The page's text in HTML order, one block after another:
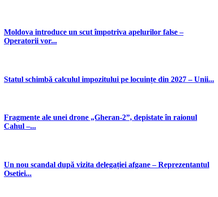
Moldova introduce un scut împotriva apelurilor false –
Operatorii vor...
Statul schimbă calculul impozitului pe locuințe din 2027 – Unii...
Fragmente ale unei drone „Gheran-2”, depistate în raionul
Cahul –...
Un nou scandal după vizita delegației afgane – Reprezentantul
Osetiei...